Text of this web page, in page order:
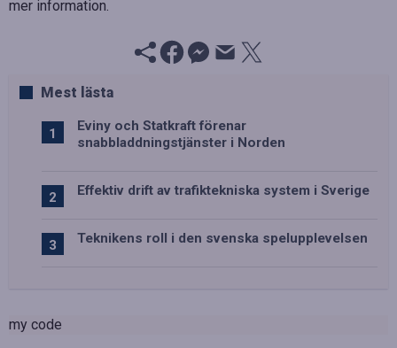
mer information.
Mest lästa
Eviny och Statkraft förenar
snabbladdningstjänster i Norden
Effektiv drift av trafiktekniska system i Sverige
Teknikens roll i den svenska spelupplevelsen
my code